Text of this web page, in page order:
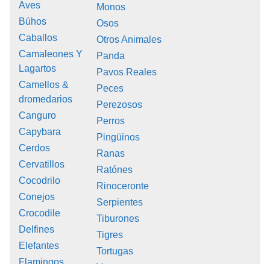
Aves
Búhos
Caballos
Camaleones Y
Lagartos
Camellos &
dromedarios
Canguro
Capybara
Cerdos
Cervatillos
Cocodrilo
Conejos
Crocodile
Delfines
Elefantes
Flamingos
Monos
Osos
Otros Animales
Panda
Pavos Reales
Peces
Perezosos
Perros
Pingüinos
Ranas
Ratónes
Rinoceronte
Serpientes
Tiburones
Tigres
Tortugas